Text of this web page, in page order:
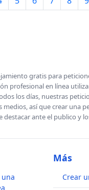
gratis para
profesional en línea
los días, nuestras
medios, así que crear una
destacar ante el publico y
una
Más
Crear